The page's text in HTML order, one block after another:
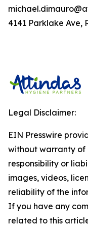
4141 Parklake Ave,
Legal Disclaimer:
EIN Presswire
without warranty of
responsibility or
images, videos,
reliability of the
If you have any
related to this